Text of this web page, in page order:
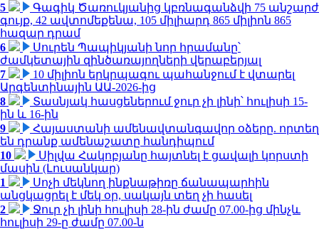
5
Գագիկ Ծառուկյանից կբռնագանձվի 75 անշարժ
գույք, 42 ավտոմեքենա, 105 միլիարդ 865 միլիոն 865
հազար դրամ
6
Սուրեն Պապիկյանի նոր հրամանը՝
ժամկետային զինծառայողների վերաբերյալ
7
10 միլիոն երկրպագու պահանջում է վտարել
Արգենտինային ԱԱ-2026-ից
8
Տասնյակ հասցեներում ջուր չի լինի՝ հուլիսի 15-
ին և 16-ին
9
Հայաստանի ամենավտանգավոր օձերը. որտեղ
են դրանք ամենաշատը հանդիպում
10
Սիլվա Հակոբյանը հայտնել է ցավալի կորստի
մասին (Լուսանկար)
1
Սոչի մեկնող ինքնաթիռը ճանապարհին
անցկացրել է մեկ օր, սակայն տեղ չի հասել
2
Ջուր չի լինի հուլիսի 28-ին ժամը 07.00-ից մինչև
հուլիսի 29-ը ժամը 07.00-ն